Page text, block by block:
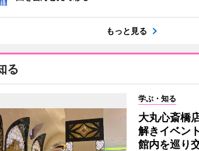
もっと見る
る
学ぶ・知る
大丸心斎橋
解きイベン
館内を巡り